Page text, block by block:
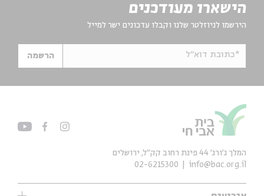
הישארו מעודכנים
הירשמו לניוזלטר שלנו וקבלו עדכונים ישר למייל
*כתובת דוא"ל הרשמה
המלך ג'ורג' 44 פינת רחוב קק״ל, ירושלים
info@bac.org.il
02-6215300